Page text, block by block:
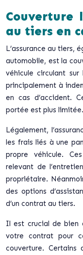
Couverture
au tiers en
L’assurance au tiers,
automobile, est la
véhicule circulant
principalement à
en cas d’accident.
portée est plus limitée.
Légalement,
les frais liés à une
propre véhicule.
relevant de
propriétaire.
des options
d’un contrat au tiers.
Il est crucial de bien
votre contrat pour
couverture. Certains